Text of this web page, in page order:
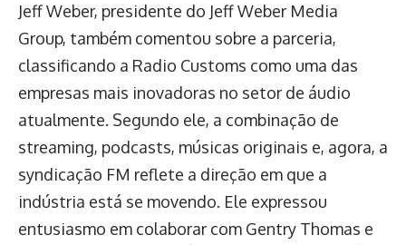
Jeff Weber, presidente do Jeff Weber Media
Group, também comentou sobre a parceria,
classificando a Radio Customs como uma das
empresas mais inovadoras no setor de áudio
atualmente. Segundo ele, a combinação de
streaming, podcasts, músicas originais e, agora, a
syndicação FM reflete a direção em que a
indústria está se movendo. Ele expressou
entusiasmo em colaborar com Gentry Thomas e